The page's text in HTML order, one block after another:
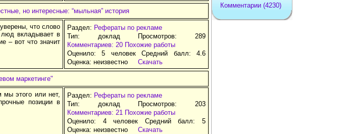
но интересные: “мыльная” история
что слово
люд вкладывает в
– вот что значит
Раздел: Рефераты по рекламе
Тип: доклад Просмотров: 289
Комментариев: 20 Похожие работы
Оценило: 5 человек Средний балл: 4.6
Оценка: неизвестно Скачать
маркетинге"
мы этого или нет,
позиции в
Раздел: Рефераты по рекламе
Тип: доклад Просмотров: 203
Комментариев: 21 Похожие работы
Оценило: 4 человек Средний балл: 5
Оценка: неизвестно Скачать
Комментарии (4230)